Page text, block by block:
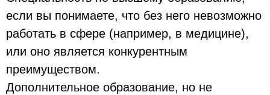
если вы понимаете, что без него невозможно
работать в сфере (например, в медицине),
или оно является конкурентным
преимуществом.
Дополнительное образование, но не